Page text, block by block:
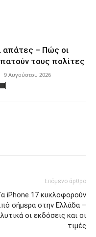
απάτες – Πώς οι
τους πολίτες
9 Αυγούστου 2026
Επόμενο άρθρο
iPhone 17 κυκλοφορούν
σήμερα στην Ελλάδα –
οι εκδόσεις και οι
τιμές